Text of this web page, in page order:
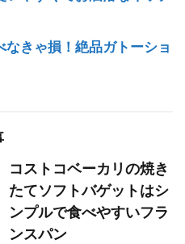
なきゃ損！絶品ガトーショ
コストコベーカリの焼き
たてソフトバゲットはシ
ンプルで食べやすいフラ
ンスパン